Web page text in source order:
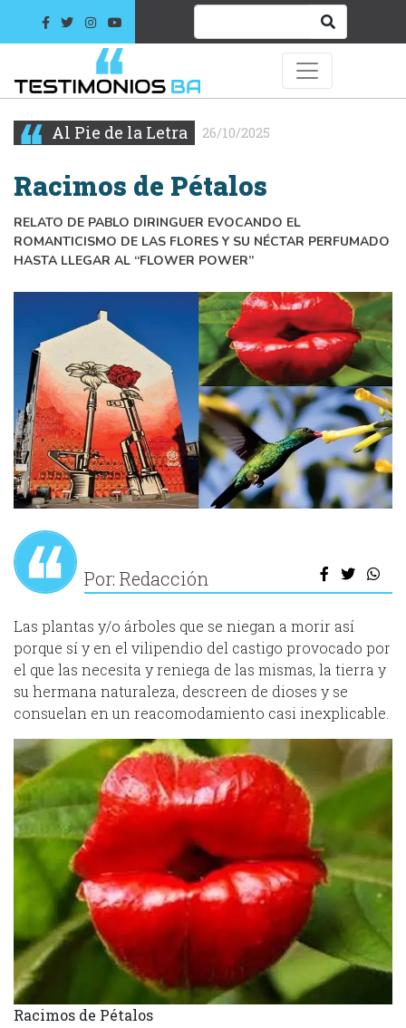
Al Pie de la Letra 26/10/2025
Racimos de Pétalos
RELATO DE PABLO DIRINGUER EVOCANDO EL
ROMANTICISMO DE LAS FLORES Y SU NÉCTAR PERFUMADO
HASTA LLEGAR AL “FLOWER POWER”
Por: Redacción
Las plantas y/o árboles que se niegan a morir así
porque sí y en el vilipendio del castigo provocado por
el que las necesita y reniega de las mismas, la tierra y
su hermana naturaleza, descreen de dioses y se
consuelan en un reacomodamiento casi inexplicable.
Racimos de Pétalos